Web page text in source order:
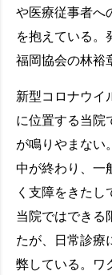
や医療従事者へ
を抱えている。
福岡協会の林裕
新型コロナウイ
に位置する当院
が鳴りやまない
中が終わり、一
く支障をきたし
当院ではできる
たが、日常診療
弊している。ワ